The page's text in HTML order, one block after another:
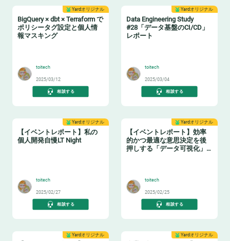
Yardオリジナル
BigQuery × dbt × Terraform で
ポリシータグ設定と個人情
報マスキング
toitech
2025/03/12
相談する
Yardオリジナル
Data Engineering Study
#28「データ基盤のCI/CD」
レポート
toitech
2025/03/04
相談する
Yardオリジナル
【イベントレポート】私の
個人開発自慢LT Night
toitech
2025/02/27
相談する
Yardオリジナル
【イベントレポート】効率
的かつ最適な意思決定を後
押しする「データ可視化」
toitech
2025/02/25
相談する
Yardオリジナル Yardオリジナル